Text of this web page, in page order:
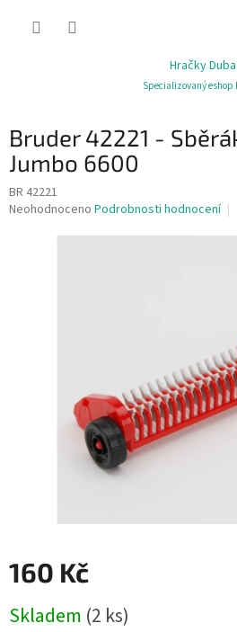
Hračky Duba
Specializovaný eshop
Bruder 42221 -
Jumbo 6600
BR 42221
Průměrné
Neohodnoceno Podrobnosti hodnocení
160 Kč
cena:
Skladem (2 ks)